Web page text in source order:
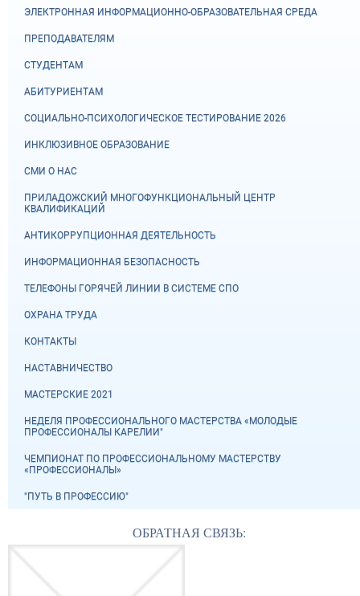
ЭЛЕКТРОННАЯ ИНФОРМАЦИОННО-ОБРАЗОВАТЕЛЬНАЯ СРЕДА
ПРЕПОДАВАТЕЛЯМ
СТУДЕНТАМ
АБИТУРИЕНТАМ
СОЦИАЛЬНО-ПСИХОЛОГИЧЕСКОЕ ТЕСТИРОВАНИЕ 2026
ИНКЛЮЗИВНОЕ ОБРАЗОВАНИЕ
СМИ О НАС
ПРИЛАДОЖСКИЙ МНОГОФУНКЦИОНАЛЬНЫЙ ЦЕНТР
КВАЛИФИКАЦИЙ
АНТИКОРРУПЦИОННАЯ ДЕЯТЕЛЬНОСТЬ
ИНФОРМАЦИОННАЯ БЕЗОПАСНОСТЬ
ТЕЛЕФОНЫ ГОРЯЧЕЙ ЛИНИИ В СИСТЕМЕ СПО
ОХРАНА ТРУДА
КОНТАКТЫ
НАСТАВНИЧЕСТВО
МАСТЕРСКИЕ 2021
НЕДЕЛЯ ПРОФЕССИОНАЛЬНОГО МАСТЕРСТВА «МОЛОДЫЕ
ПРОФЕССИОНАЛЫ КАРЕЛИИ"
ЧЕМПИОНАТ ПО ПРОФЕССИОНАЛЬНОМУ МАСТЕРСТВУ
«ПРОФЕССИОНАЛЫ»
"ПУТЬ В ПРОФЕССИЮ"
ОБРАТНАЯ СВЯЗЬ: